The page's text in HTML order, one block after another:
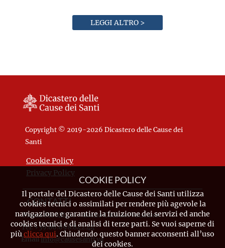
LEGGI ALTRO >
Copyright © 2019-2026 Dicastero delle Cause dei
Santi
Cookie Policy
Privacy Policy
CONTATTI
Piazza Pio XII, 10 - 00120 Città del Vaticano
Tel. +39.06.698.842.44
Emailinfo@causesanti.va
COOKIE POLICY
Il portale del Dicastero delle Cause dei Santi utilizza
cookies tecnici o assimilati per rendere più agevole la
navigazione e garantire la fruizione dei servizi ed anche
cookies tecnici e di analisi di terze parti. Se vuoi saperne di
piùclicca qui. Chiudendo questo banner acconsenti all’uso
dei cookies.